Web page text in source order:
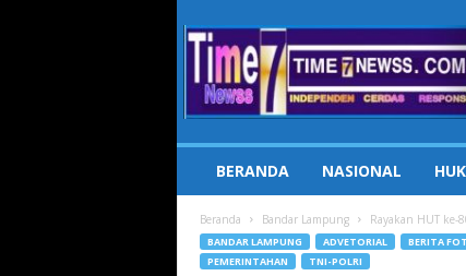
BERANDA NASIONAL
Beranda Bandar Lampung Rayakan HUT ke-
BANDAR LAMPUNG ADVETORIAL BERITA
PEMERINTAHAN
TNI-POLRI